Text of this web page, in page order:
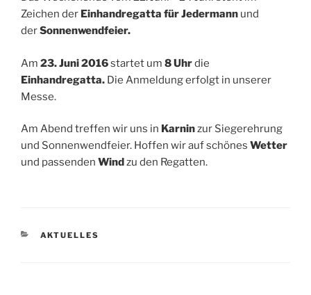
Zeichen der Einhandregatta für Jedermann und
derSonnenwendfeier.
Am 23. Juni 2016startet um 8 Uhrdie
Einhandregatta. Die Anmeldung erfolgt in unserer
Messe.
Am Abend treffen wir uns in Karninzur Siegerehrung
und Sonnenwendfeier. Hoffen wir auf schönes Wetter
und passenden Windzu den Regatten.
KATEGORIEN
AKTUELLES